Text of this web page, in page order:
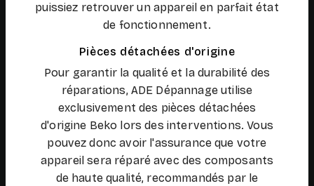
puissiez retrouver un appareil en parfait état
de fonctionnement.
Pièces détachées d'origine
Pour garantir la qualité et la durabilité des
réparations, ADE Dépannage utilise
exclusivement des pièces détachées
d'origine Beko lors des interventions. Vous
pouvez donc avoir l'assurance que votre
appareil sera réparé avec des composants
de haute qualité, recommandés par le